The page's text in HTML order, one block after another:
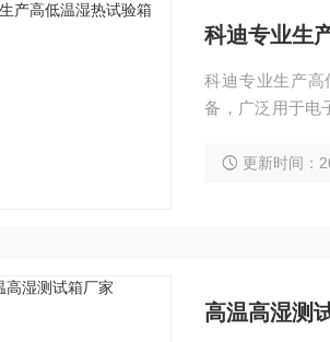
科迪专业生
科迪专业生产
备，广泛用于电
更新时间：
高温高湿测